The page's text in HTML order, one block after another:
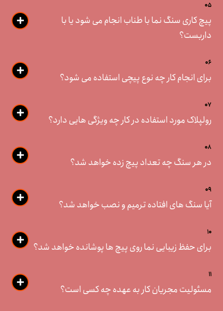
05
پیچ کاری سنگ نما با طناب انجام می شود یا با
داربست؟
06
برای انجام کار چه نوع پیچی استفاده می شود؟
07
رولپلاک مورد استفاده در کار چه ویژگی هایی دارد؟
08
در هر سنگ چه تعداد پیچ زده خواهد شد؟
09
آیا سنگ های افتاده ترمیم و نصب خواهد شد؟
10
برای حفظ زیبایی نما روی پیچ ها پوشانده خواهد شد؟
11
مسئولیت مجریان کار به عهده چه کسی است؟